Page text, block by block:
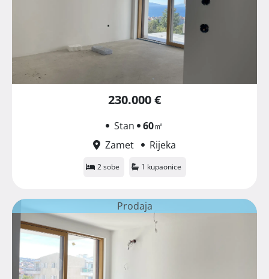
230.000 €
Stan 60㎡
Zamet
Rijeka
2 sobe 1 kupaonice
Prodaja